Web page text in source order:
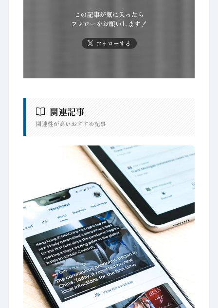
この記事が気に入ったら
フォローをお願いします！
フォローする
関連記事
関連性が高いおすすめ記事